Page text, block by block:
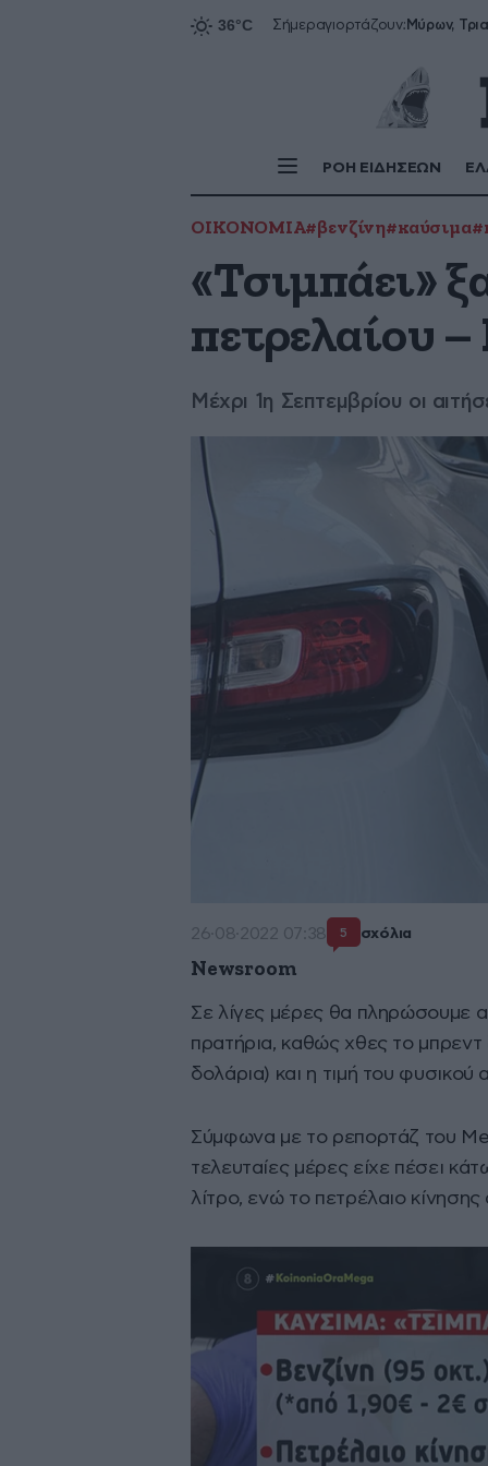
Σήμεραγιορτάζουν:
ΡΟΗ ΕΙΔΗΣΕΩΝ
ΟΙΚΟΝΟΜΙΑ#βενζίνη#καύσιμα
«Τσιμπάει»
πετρελαίου
Μέχρι 1η Σεπτεμβρίου οι
26·08·2022 07:38 5 σχόλια
Newsroom
Σε λίγες μέρες θα πληρώσουμε
πρατήρια, καθώς χθες το
δολάρια) και η τιμή του
Σύμφωνα με το ρεπορτάζ του
τελευταίες μέρες είχε πέσει
λίτρο, ενώ το πετρέλαιο